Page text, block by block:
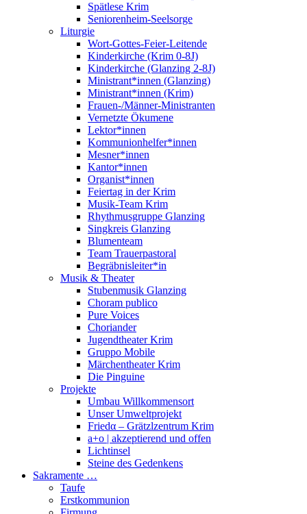
Spätlese Krim
Seniorenheim-Seelsorge
Liturgie
Wort-Gottes-Feier-Leitende
Kinderkirche (Krim 0-8J)
Kinderkirche (Glanzing 2-8J)
Ministrant*innen (Glanzing)
Ministrant*innen (Krim)
Frauen-/Männer-Ministranten
Vernetzte Ökumene
Lektor*innen
Kommunionhelfer*innen
Mesner*innen
Kantor*innen
Organist*innen
Feiertag in der Krim
Musik-Team Krim
Rhythmusgruppe Glanzing
Singkreis Glanzing
Blumenteam
Team Trauerpastoral
Begräbnisleiter*in
Musik & Theater
Stubenmusik Glanzing
Choram publico
Pure Voices
Choriander
Jugendtheater Krim
Gruppo Mobile
Märchentheater Krim
Die Pinguine
Projekte
Umbau Willkommensort
Unser Umweltprojekt
Friedα – Grätzlzentrum Krim
a+o | akzeptierend und offen
Lichtinsel
Steine des Gedenkens
Sakramente …
Taufe
Erstkommunion